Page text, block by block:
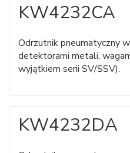
KW4232CA
Odrzutnik pneumatyczny
detektorami metali,
wyjątkiem serii SV/SSV).
KW4232DA